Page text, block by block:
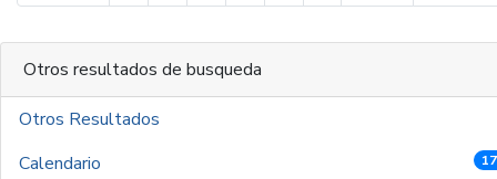
Otros resultados de busqueda
Otros Resultados
Calendario